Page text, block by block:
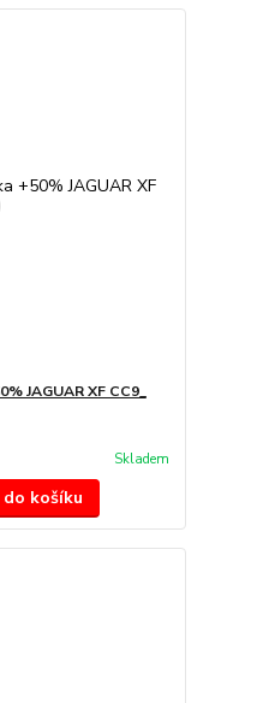
JAGUAR XF CC9_
Skladem
košíku